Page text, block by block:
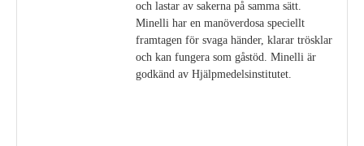
och lastar av sakerna på samma sätt.
Minelli har en manöverdosa speciellt
framtagen för svaga händer, klarar trösklar
och kan fungera som gåstöd. Minelli är
godkänd av Hjälpmedelsinstitutet.